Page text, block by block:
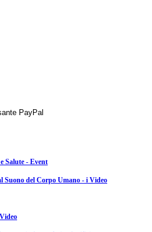
Salute - Event
Suono del Corpo Umano - i Video